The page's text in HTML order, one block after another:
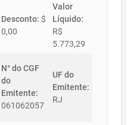
Desconto: $
0,00
Valor
Líquido:
R$
5.773,29
N° do CGF
do
Emitente:
061062057
UF do
Emitente:
RJ